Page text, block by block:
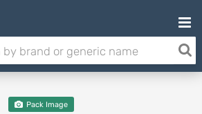
Pack Image